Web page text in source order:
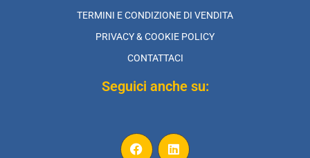
TERMINI E CONDIZIONE DI VENDITA
PRIVACY & COOKIE POLICY
CONTATTACI
Seguici anche su: